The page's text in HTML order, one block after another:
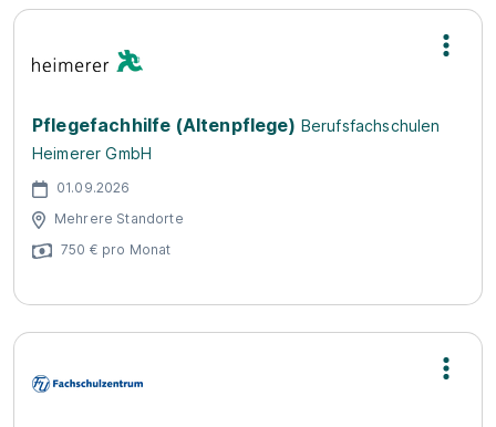
Pflegefachhilfe (Altenpflege) Berufsfachschulen
Heimerer GmbH
01.09.2026
Mehrere Standorte
750 € pro Monat